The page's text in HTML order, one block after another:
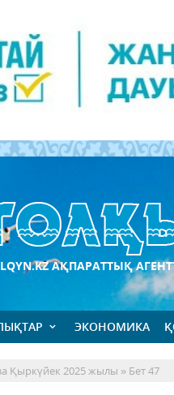
АҚПАРАТТЫҚ
ЭКОНОМИКА
Қыркүйек 2025 жылы » Бет 47